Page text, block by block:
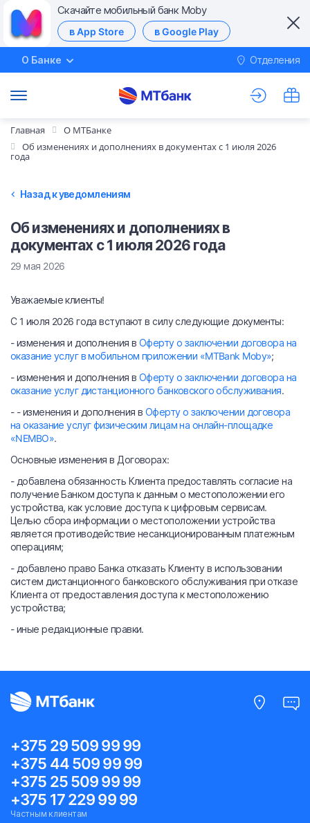
Скачайте мобильный банк Moby
в App Store в Google Play
О Банке Отделения
Главная
О МТБанке
Об изменениях и дополнениях в документах с 1 июля 2026
года
Назад к уведомлениям
Об изменениях и дополнениях в
документах с 1 июля 2026 года
29 мая 2026
Уважаемые клиенты!
С 1 июля 2026 года вступают в силу следующие документы:
- изменения и дополнения в Оферту о заключении договора на
оказание услуг в мобильном приложении «MTBank Moby»;
- изменения и дополнения в Оферту о заключении договора на
оказание услуг дистанционного банковского обслуживания.
- - изменения и дополнения в Оферту о заключении договора
на оказание услуг физическим лицам на онлайн-площадке
«NEMBO».
Основные изменения в Договорах:
- добавлена обязанность Клиента предоставлять согласие на
получение Банком доступа к данным о местоположении его
устройства, как условие доступа к цифровым сервисам.
Целью сбора информации о местоположении устройства
является противодействие несанкционированным платежным
операциям;
- добавлено право Банка отказать Клиенту в использовании
систем дистанционного банковского обслуживания при отказе
Клиента от предоставления доступа к местоположению
устройства;
- иные редакционные правки.
+375 29 509 99 99
+375 44 509 99 99
+375 25 509 99 99
+375 17 229 99 99
Частным клиентам